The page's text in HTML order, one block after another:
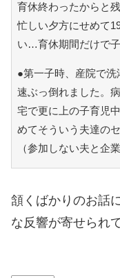
育休終わったからと
忙しい夕方にせめて
い…育休期間だけで
●第一子時、産院で
速ぶっ倒れました。
宅で更に上の子育児
めてそういう夫達の
（参加しない夫と企
頷くばかりのお話
な反響が寄せられ